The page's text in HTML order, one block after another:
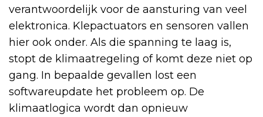
verantwoordelijk voor de aansturing van veel
elektronica. Klepactuators en sensoren vallen
hier ook onder. Als die spanning te laag is,
stopt de klimaatregeling of komt deze niet op
gang. In bepaalde gevallen lost een
softwareupdate het probleem op. De
klimaatlogica wordt dan opnieuw